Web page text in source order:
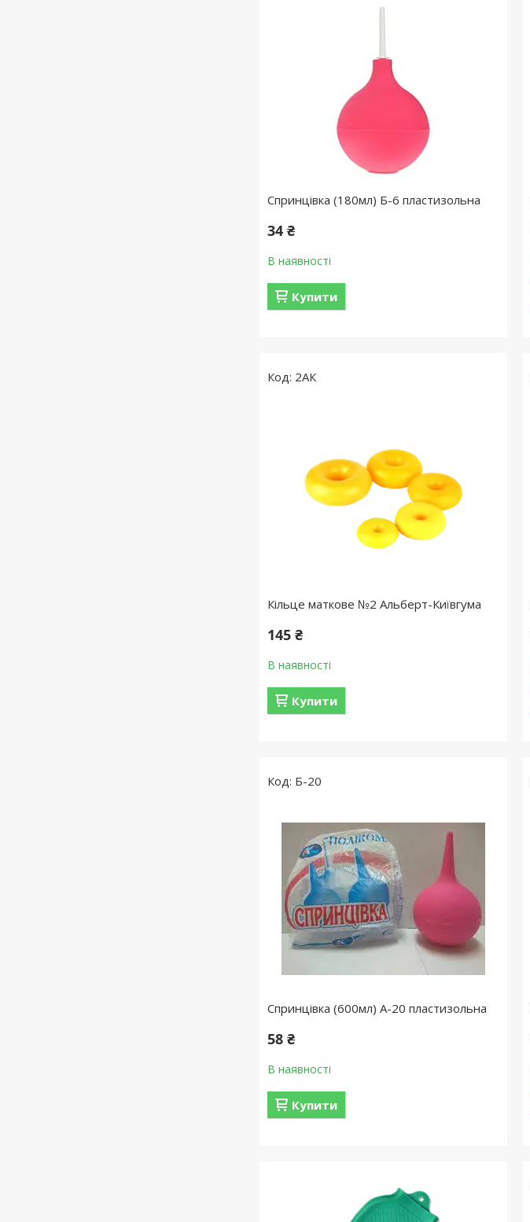
Спринцівка (180мл) Б-6 пластизольна
34 ₴
В наявності
Купити
2АК
Кільце маткове №2 Альберт-Київгума
145 ₴
В наявності
Купити
Б-20
Спринцівка (600мл) А-20 пластизольна
58 ₴
В наявності
Купити